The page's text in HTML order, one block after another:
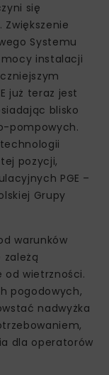
się
Systemu
instalacji
już teraz jest
blisko
pompowych.
pozycji,
PGE –
Grupy
warunków
od wietrzności.
pogodowych,
nadwyżka
dla operatorów